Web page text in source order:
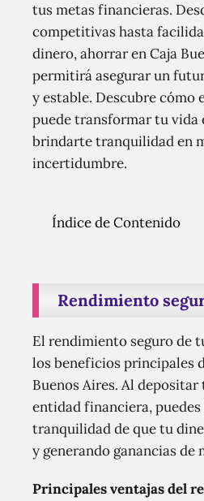
tus metas financieras.
competitivas hasta
dinero, ahorrar en Caja
permitirá asegurar un
y estable. Descubre cómo
puede transformar tu vida
brindarte tranquilidad en
incertidumbre.
Índice de Contenido
Rendimiento
El rendimiento seguro de
los beneficios principales
Buenos Aires. Al
entidad financiera,
tranquilidad de que tu
y generando ganancias de
Principales ventajas del